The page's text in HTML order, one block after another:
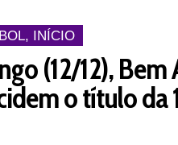
, INÍCIO
(12/12), Bem
o título da